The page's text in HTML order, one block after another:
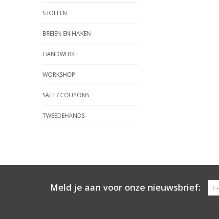
STOFFEN
BREIEN EN HAKEN
HANDWERK
WORKSHOP
SALE / COUPONS
TWEEDEHANDS
Meld je aan voor onze nieuwsbrief: